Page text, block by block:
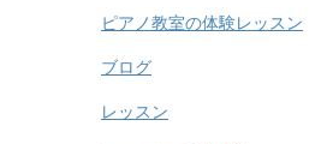
ピアノ教室の体験レッスン
ブログ
レッスン